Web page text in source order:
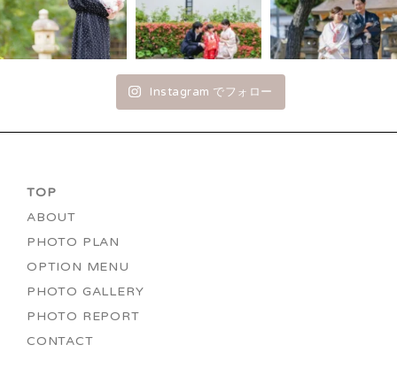
Instagram でフォロー
TOP
ABOUT
PHOTO PLAN
OPTION MENU
PHOTO GALLERY
PHOTO REPORT
CONTACT